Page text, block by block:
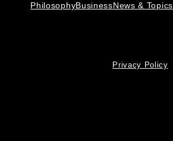
PhilosophyBusinessNews & Topics
Privacy Policy